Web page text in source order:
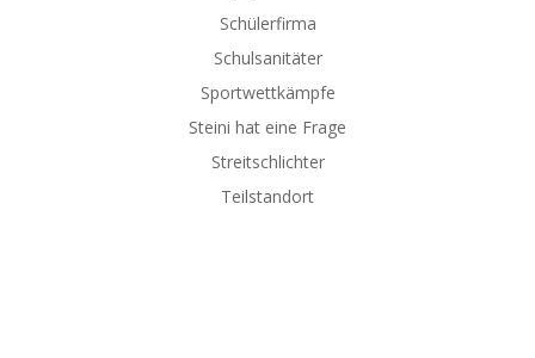
Schülerfirma
Schulsanitäter
Sportwettkämpfe
Steini hat eine Frage
Streitschlichter
Teilstandort